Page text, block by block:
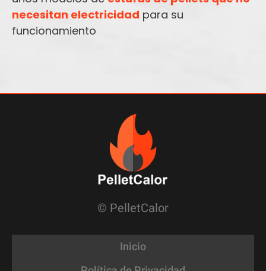
necesitan electricidad para su
funcionamiento
© PelletCalor
Inicio